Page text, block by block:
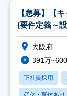
【急募】【
(要件定義～
大阪府
391万
正社員採用
産休・育休あり